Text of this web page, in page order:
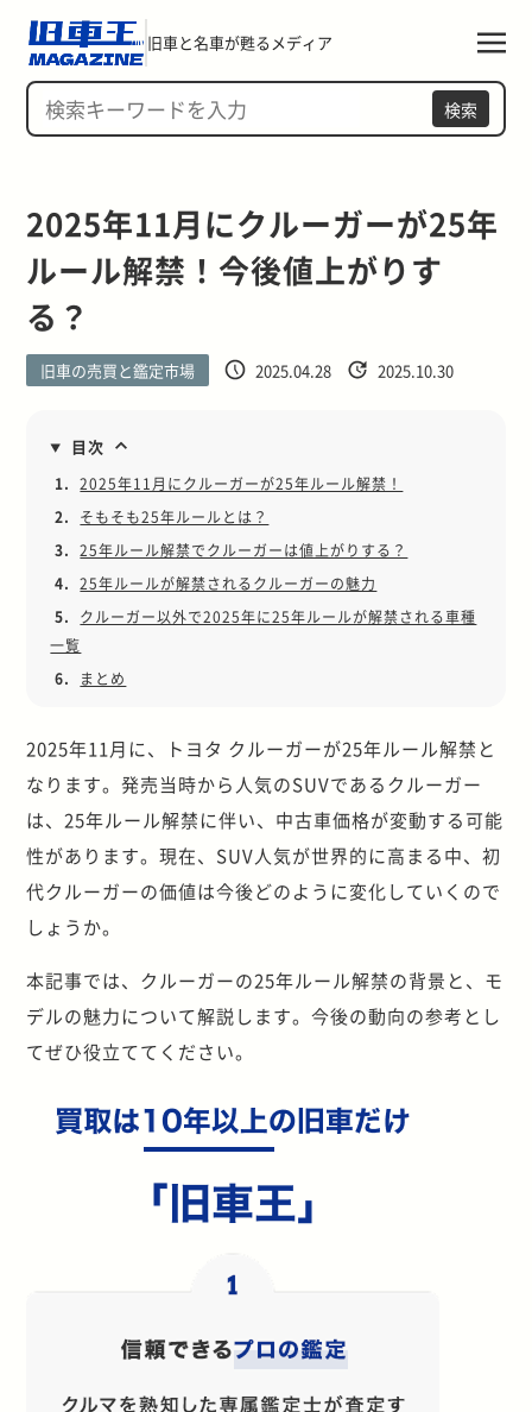
旧車と名車が甦るメディア
検索
2025年11月にクルーガーが25年
ルール解禁！今後値上がりす
る？
旧車の売買と鑑定市場 2025.04.28 2025.10.30
目次
1.
2025年11月にクルーガーが25年ルール解禁！
2.
そもそも25年ルールとは？
3.
25年ルール解禁でクルーガーは値上がりする？
4.
25年ルールが解禁されるクルーガーの魅力
5.
クルーガー以外で2025年に25年ルールが解禁される車種
一覧
6.
まとめ
2025年11月に、トヨタ クルーガーが25年ルール解禁と
なります。発売当時から人気のSUVであるクルーガー
は、25年ルール解禁に伴い、中古車価格が変動する可能
性があります。現在、SUV人気が世界的に高まる中、初
代クルーガーの価値は今後どのように変化していくので
しょうか。
本記事では、クルーガーの25年ルール解禁の背景と、モ
デルの魅力について解説します。今後の動向の参考とし
てぜひ役立ててください。